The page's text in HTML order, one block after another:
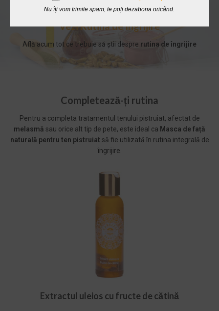
Mască de față pentru ten cu pete și pistrui
Vezi Rutina de Îngrijire
Află acum tot ce trebuie să știi despre rutina de îngrijire
Completează-ți rutina
Pentru a completa tratamentul tenului pistruiat, afectat de
melasmă sau orice alt tip de pete, este ideal ca Masca de față
naturală pentru ten pistruiat să fie utilizată în rutina integrală de
îngrijire.
Extractul uleios cu fructe de cătină
Nu îți vom trimite spam, te poți dezabona oricând.